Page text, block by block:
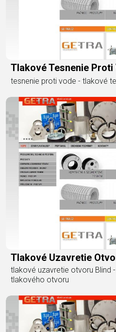
Tlakové Tesnenie Proti
tesnenie proti vode - tlakové
Tlakové Uzavretie
tlakové uzavretie otvoru Blind
tlakového otvoru